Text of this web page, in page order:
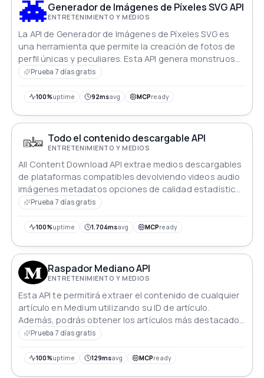
Generador de Imágenes de Píxeles SVG API
ENTRETENIMIENTO Y MEDIOS
La API de Generador de Imágenes de Píxeles SVG es
una herramienta que permite la creación de fotos de
perfil únicas y peculiares. Esta API genera monstruos
de píxeles en formato SVG, proporcionando la
diferentes plataformas. Su interfaz fácil de usar la
que buscan añadir un elemento de diversión a sus
aplicaciones.
Prueba 7 días gratis
100%uptime 92msavg MCPready
Todo el contenido descargable API
ENTRETENIMIENTO Y MEDIOS
All Content Download API extrae medios descargables
de plataformas compatibles devolviendo videos audio
imágenes metadatos opciones de calidad estadísticas
y enlaces de descarga directa
Prueba 7 días gratis
100%uptime 1.704msavg MCPready
Raspador Mediano API
ENTRETENIMIENTO Y MEDIOS
Esta API te permitirá extraer el contenido de cualquier
artículo en Medium utilizando su ID de artículo.
Además, podrás obtener los artículos más destacados
y los mejores escritores.
Prueba 7 días gratis
100%uptime 129msavg MCPready